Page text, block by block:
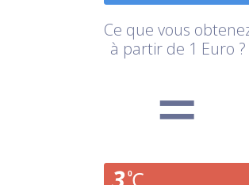
Ce que vous
à partir de 1 Euro ?